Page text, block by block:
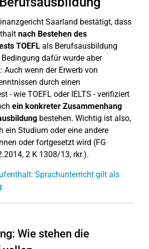
Saarland bestätigt, dass
nach Bestehen des
TOEFL als Berufsausbildung
dafür wurde aber
Auch wenn der Erwerb von
durch einen
- wie TOEFL oder IELTS - verifiziert
ein konkreter Zusammenhang
bestehen. Wichtig ist also,
ein Studium oder eine andere
oder fortgesetzt wird (FG
2 K 1308/13, rkr.).
Sprachunterricht gilt als
Wie stehen die